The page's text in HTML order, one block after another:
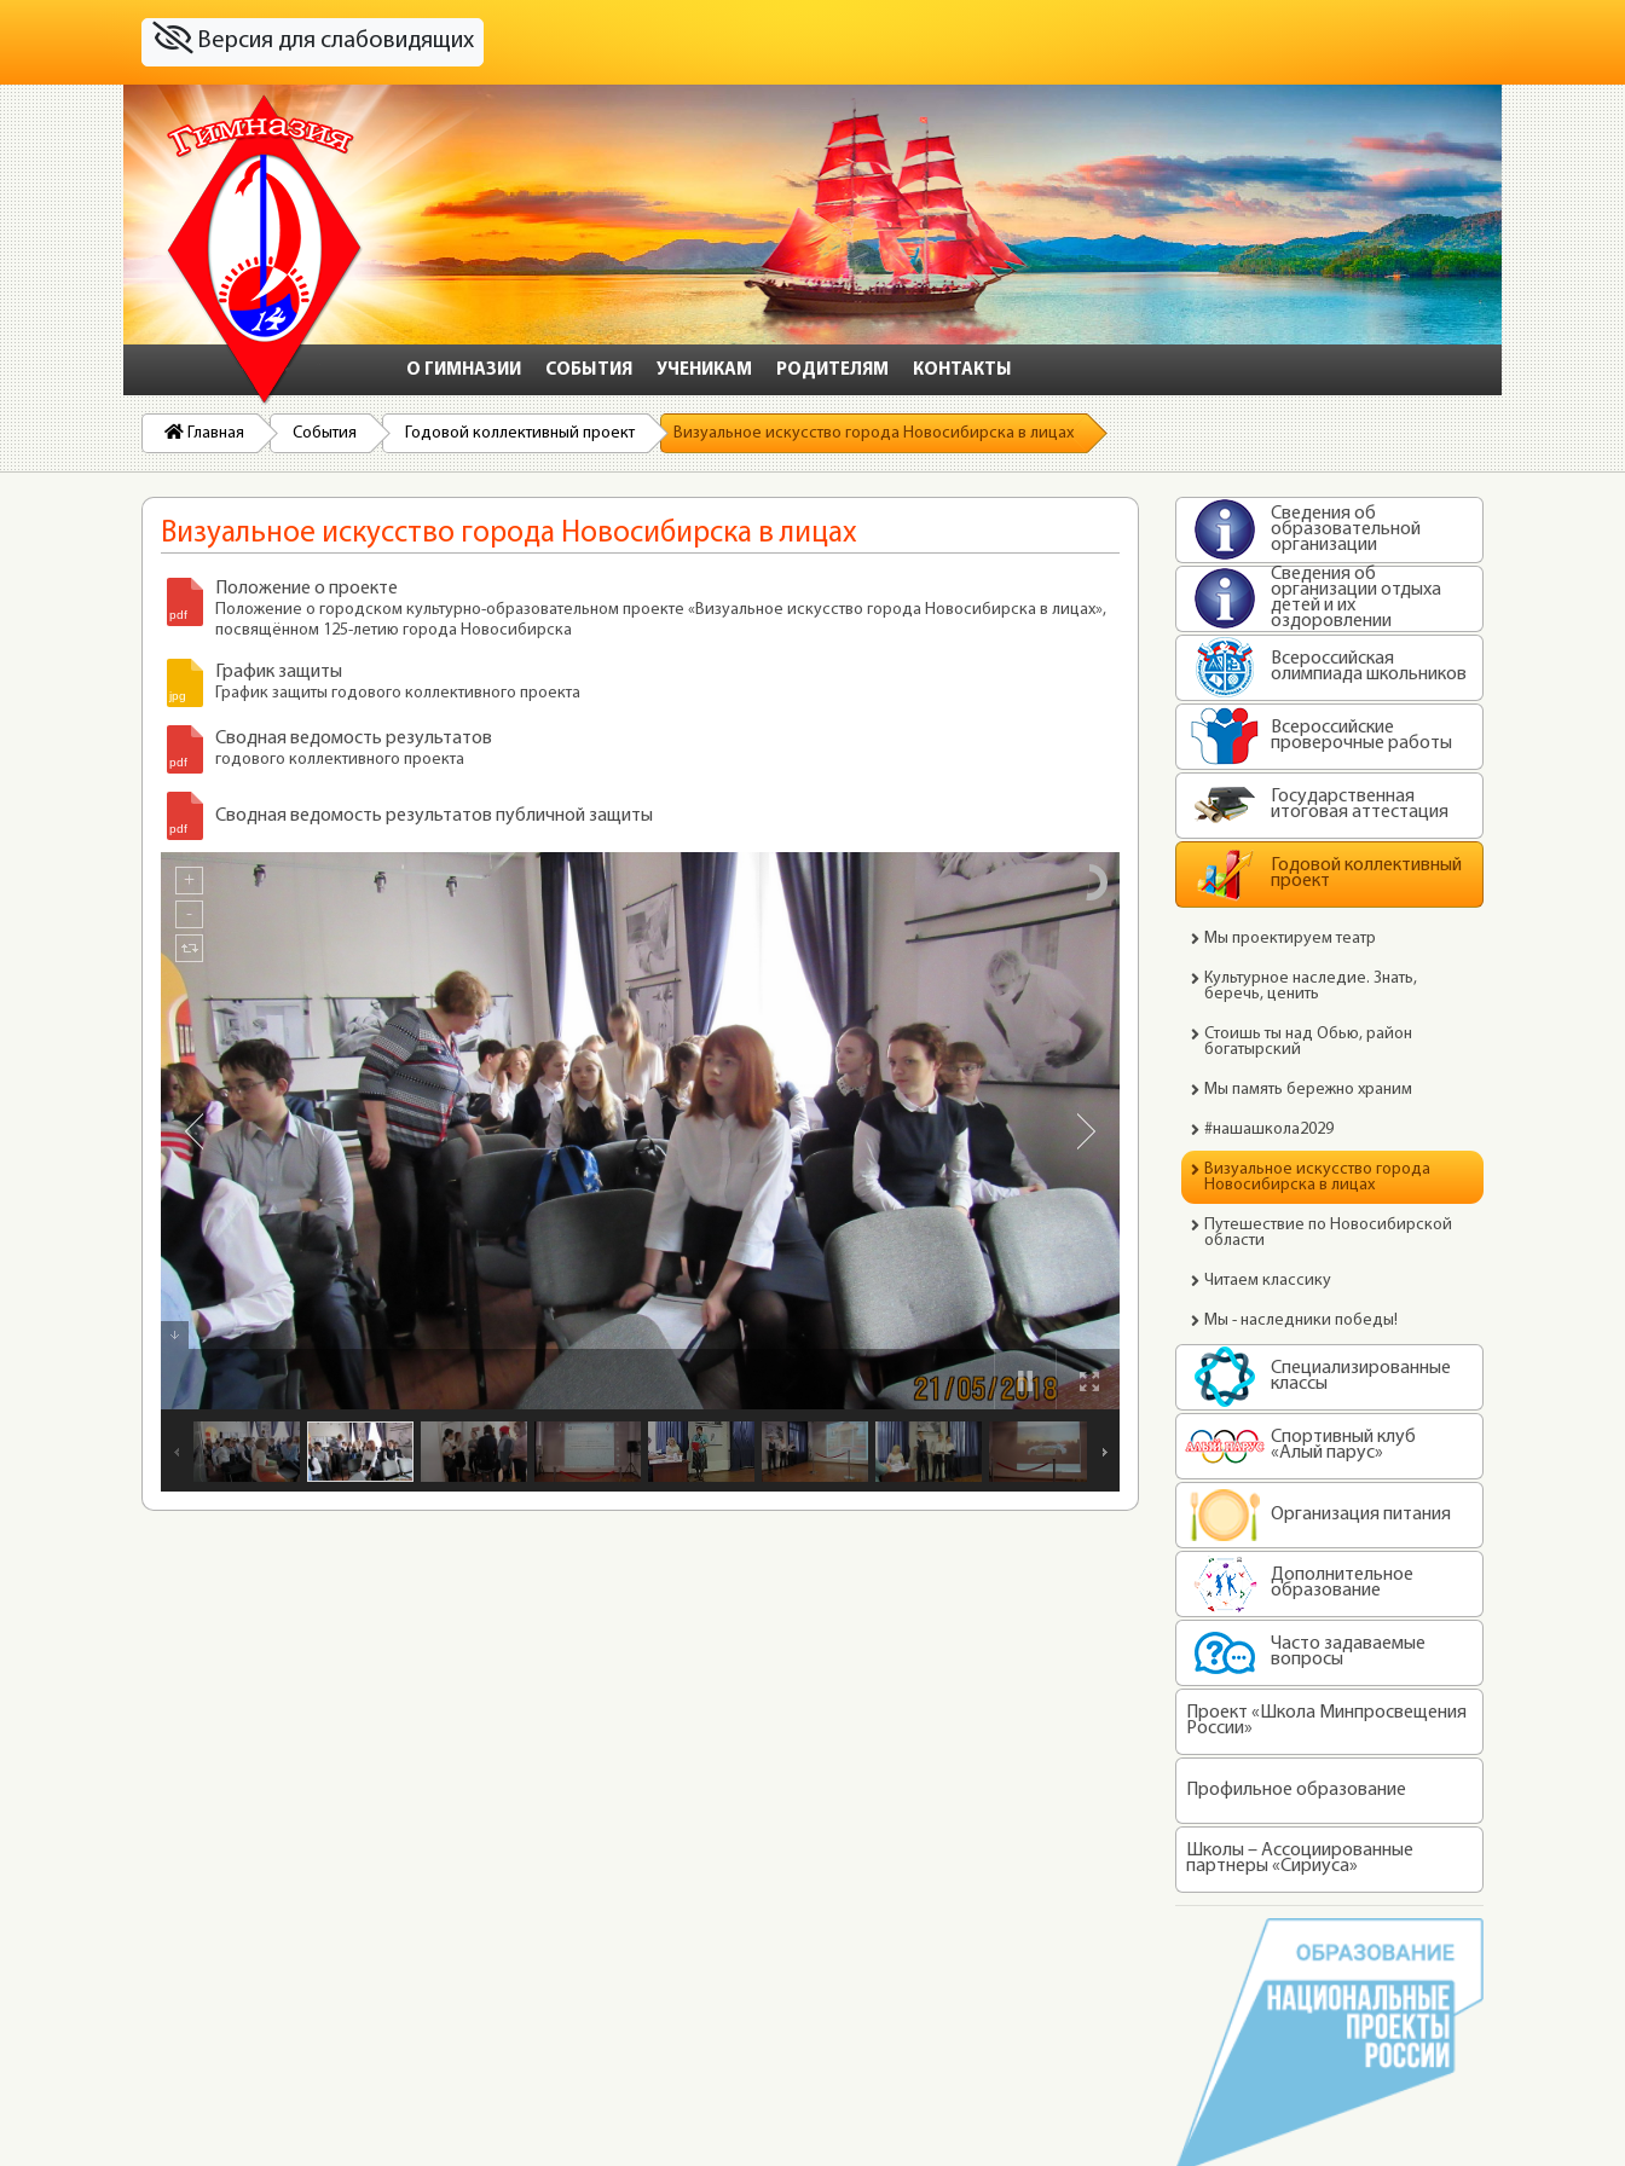
Версия для слабовидящих
О ГИМНАЗИИ СОБЫТИЯ УЧЕНИКАМ РОДИТЕЛЯМ КОНТАКТЫ
Главная События Годовой коллективный проект Визуальное искусство города Новосибирска в лицах
Визуальное искусство города Новосибирска в лицах
Положение о проекте
Положение о городском культурно-образовательном проекте «Визуальное искусство города Новосибирска в лицах»,
посвящённом 125-летию города Новосибирска
График защиты
График защиты годового коллективного проекта
Сводная ведомость результатов
годового коллективного проекта
Сводная ведомость результатов публичной защиты
Сведения об
образовательной
организации
Сведения об
организации отдыха
детей и их
оздоровлении
Всероссийская
олимпиада школьников
Всероссийские
проверочные работы
Государственная
итоговая аттестация
Годовой коллективный
проект
Мы проектируем театр
Культурное наследие. Знать,
беречь, ценить
Стоишь ты над Обью, район
богатырский
Мы память бережно храним
#нашашкола2029
Визуальное искусство города
Новосибирска в лицах
Путешествие по Новосибирской
области
Читаем классику
Мы - наследники победы!
Специализированные
классы
Спортивный клуб
«Алый парус»
Организация питания
Дополнительное
образование
Часто задаваемые
вопросы
Проект «Школа Минпросвещения
России»
Профильное образование
Школы – Ассоциированные
партнеры «Сириуса»